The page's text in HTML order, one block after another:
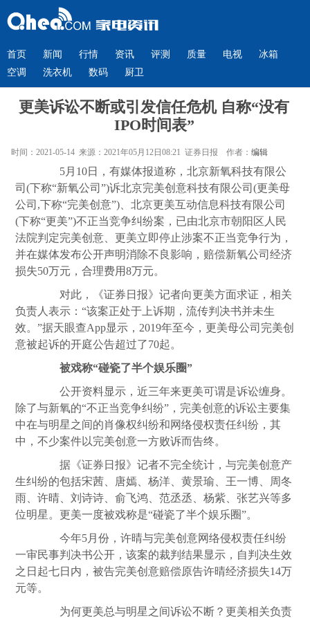
首页 新闻 行情 资讯 评测 质量 电视
冰箱
空调
洗衣机 数码 厨卫
更美诉讼不断或引发信任危机 自称“没有
IPO时间表”
时间：2021-05-14 来源：2021年05月12日08:21 证券日报 作者：编辑
5月10日，有媒体报道称，北京新氧科技有限公
司(下称“新氧公司”)诉北京完美创意科技有限公司(更美母
公司,下称“完美创意”)、北京更美互动信息科技有限公司
(下称“更美”)不正当竞争纠纷案，已由北京市朝阳区人民
法院判定完美创意、更美立即停止涉案不正当竞争行为，
并在媒体发布公开声明消除不良影响，赔偿新氧公司经济
损失50万元，合理费用8万元。
对此，《证券日报》记者向更美方面求证，相关
负责人表示：“该案正处于上诉期，流传判决书并未生
效。”据天眼查App显示，2019年至今，更美母公司完美创
意被起诉的开庭公告超过了70起。
被戏称“碰瓷了半个娱乐圈”
公开资料显示，近三年来更美可谓是诉讼缠身。
除了与新氧的“不正当竞争纠纷”，完美创意的诉讼主要集
中在与明星之间的肖像权纠纷和网络侵权责任纠纷，其
中，不少案件以完美创意一方败诉而告终。
据《证券日报》记者不完全统计，与完美创意产
生纠纷的包括宋茜、唐嫣、杨洋、黄景瑜、王一博、周冬
雨、许晴、刘诗诗、俞飞鸿、范丞丞、杨紫、张艺兴等多
位明星。更美一度被戏称是“碰瓷了半个娱乐圈”。
今年5月份，许晴与完美创意网络侵权责任纠纷
一审民事判决书公开，该案的裁判结果显示，自判决生效
之日起七日内，被告完美创意赔偿原告许晴经济损失14万
元等。
为何更美总与明星之间诉讼不断？更美相关负责